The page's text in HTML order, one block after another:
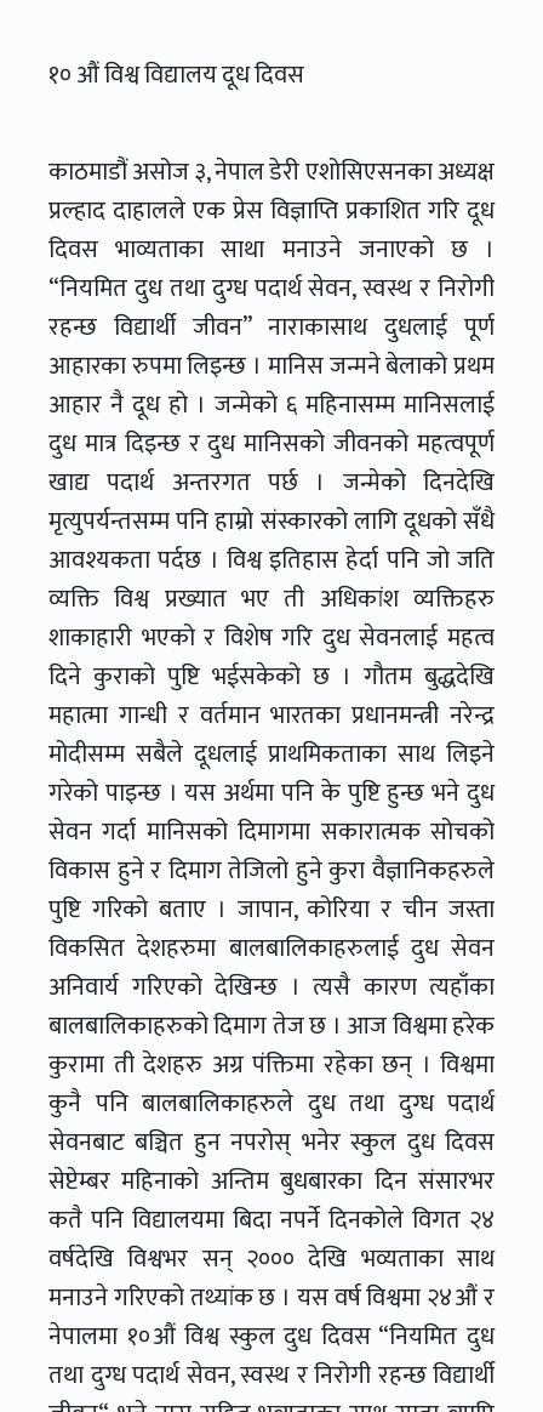
१० औं विश्व विद्यालय दूध दिवस
काठमाडौं असोज ३, नेपाल डेरी एशोसिएसनका अध्यक्ष
प्रल्हाद दाहालले एक प्रेस विज्ञाप्ति प्रकाशित गरि दूध
दिवस भाव्यताका साथा मनाउने जनाएको छ ।
“नियमित दुध तथा दुग्ध पदार्थ सेवन, स्वस्थ र निरोगी
रहन्छ विद्यार्थी जीवन’’ नाराकासाथ दुधलाई पूर्ण
आहारका रुपमा लिइन्छ । मानिस जन्मने बेलाको प्रथम
आहार नै दूध हो । जन्मेको ६ महिनासम्म मानिसलाई
दुध मात्र दिइन्छ र दुध मानिसको जीवनको महत्वपूर्ण
खाद्य पदार्थ अन्तरगत पर्छ । जन्मेको दिनदेखि
मृत्युपर्यन्तसम्म पनि हाम्रो संस्कारको लागि दूधको सँधै
आवश्यकता पर्दछ । विश्व इतिहास हेर्दा पनि जो जति
व्यक्ति विश्व प्रख्यात भए ती अधिकांश व्यक्तिहरु
शाकाहारी भएको र विशेष गरि दुध सेवनलाई महत्व
दिने कुराको पुष्टि भईसकेको छ । गौतम बुद्धदेखि
महात्मा गान्धी र वर्तमान भारतका प्रधानमन्त्री नरेन्द्र
मोदीसम्म सबैले दूधलाई प्राथमिकताका साथ लिइने
गरेको पाइन्छ । यस अर्थमा पनि के पुष्टि हुन्छ भने दुध
सेवन गर्दा मानिसको दिमागमा सकारात्मक सोचको
विकास हुने र दिमाग तेजिलो हुने कुरा वैज्ञानिकहरुले
पुष्टि गरिको बताए । जापान, कोरिया र चीन जस्ता
विकसित देशहरुमा बालबालिकाहरुलाई दुध सेवन
अनिवार्य गरिएको देखिन्छ । त्यसै कारण त्यहाँका
बालबालिकाहरुको दिमाग तेज छ । आज विश्वमा हरेक
कुरामा ती देशहरु अग्र पंक्तिमा रहेका छन् । विश्वमा
कुनै पनि बालबालिकाहरुले दुध तथा दुग्ध पदार्थ
सेवनबाट बञ्चित हुन नपरोस् भनेर स्कुल दुध दिवस
सेप्टेम्बर महिनाको अन्तिम बुधबारका दिन संसारभर
कतै पनि विद्यालयमा बिदा नपर्ने दिनकोले विगत २४
वर्षदेखि विश्वभर सन् २००० देखि भव्यताका साथ
मनाउने गरिएको तथ्यांक छ । यस वर्ष विश्वमा २४औं र
नेपालमा १०औं विश्व स्कुल दुध दिवस “नियमित दुध
तथा दुग्ध पदार्थ सेवन, स्वस्थ र निरोगी रहन्छ विद्यार्थी